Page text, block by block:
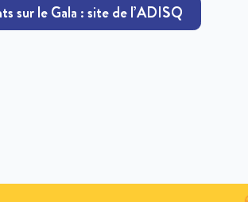
sur le Gala : site de l’ADISQ